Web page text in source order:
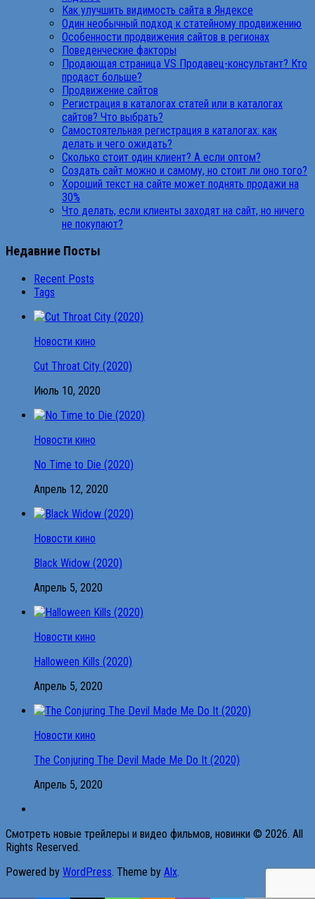
Как улучшить видимость сайта в Яндексе
Один необычный подход к статейному продвижению
Особенности продвижения сайтов в регионах
Поведенческие факторы
Продающая страница VS Продавец-консультант? Кто
продаст больше?
Продвижение сайтов
Регистрация в каталогах статей или в каталогах
сайтов? Что выбрать?
Самостоятельная регистрация в каталогах: как
делать и чего ожидать?
Сколько стоит один клиент? А если оптом?
Создать сайт можно и самому, но стоит ли оно того?
Хороший текст на сайте может поднять продажи на
30%
Что делать, если клиенты заходят на сайт, но ничего
не покупают?
Недавние Посты
Recent Posts
Tags
Новости кино
Cut Throat City (2020)
Июль 10, 2020
Новости кино
No Time to Die (2020)
Апрель 12, 2020
Новости кино
Black Widow (2020)
Апрель 5, 2020
Новости кино
Halloween Kills (2020)
Апрель 5, 2020
Новости кино
The Conjuring The Devil Made Me Do It (2020)
Апрель 5, 2020
Смотреть новые трейлеры и видео фильмов, новинки © 2026. All
Rights Reserved.
Powered by WordPress. Theme by Alx.